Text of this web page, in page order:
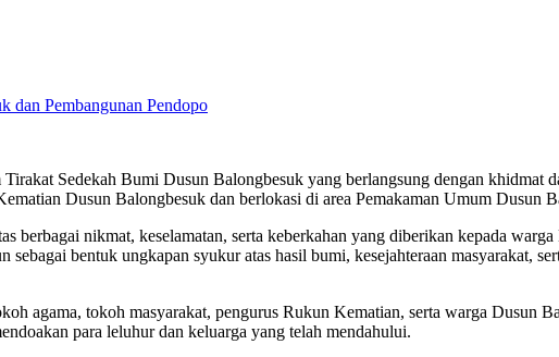
Sedekah Bumi Dusun Balongbesuk yang berlangsung dengan khidmat
Dusun Balongbesuk dan berlokasi di area Pemakaman Umum Dusun
berbagai nikmat, keselamatan, serta keberkahan yang diberikan kepada
bentuk ungkapan syukur atas hasil bumi, kesejahteraan masyarakat,
agama, tokoh masyarakat, pengurus Rukun Kematian, serta warga Dusun
para leluhur dan keluarga yang telah mendahului.